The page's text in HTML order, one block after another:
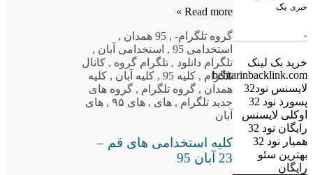
خبری یک
.
خرید بک لینک
behtarinbacklink.com
لایسنس نود32
پسورد نود 32
اوکلی لایسنس
رایگان نود 32
همیار نود 32
بهترین سئو
رایگان
Read more »
گروه تلگرام-
, 95 همدان
,
استخدامی 95
, استخدامی آبان ,
تلگرام دانلود , تلگرام گروه , کانال
تلگرام , کلیه 95 , کلیه آبان , کلیه
همدان , گروه تلگرام , گروه های
جدید تلگرام , های , های ۹۵ , های
آبان
کلیه استخدامی های قم –
23 آبان 95